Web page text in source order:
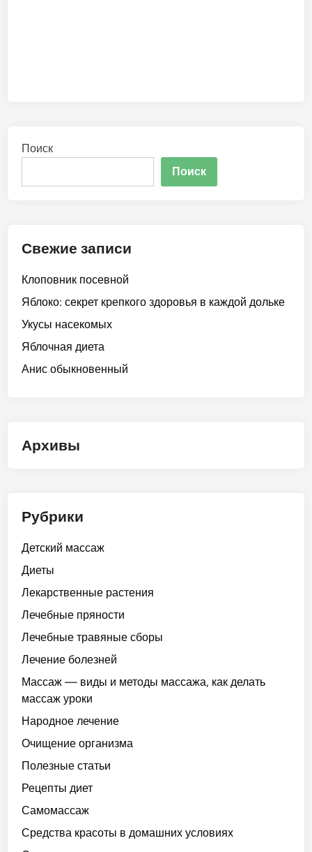
Поиск
Поиск
Свежие записи
Клоповник посевной
Яблоко: секрет крепкого здоровья в каждой дольке
Укусы насекомых
Яблочная диета
Анис обыкновенный
Архивы
Рубрики
Детский массаж
Диеты
Лекарственные растения
Лечебные пряности
Лечебные травяные сборы
Лечение болезней
Массаж — виды и методы массажа, как делать
массаж уроки
Народное лечение
Очищение организма
Полезные статьи
Рецепты диет
Самомассаж
Средства красоты в домашних условиях